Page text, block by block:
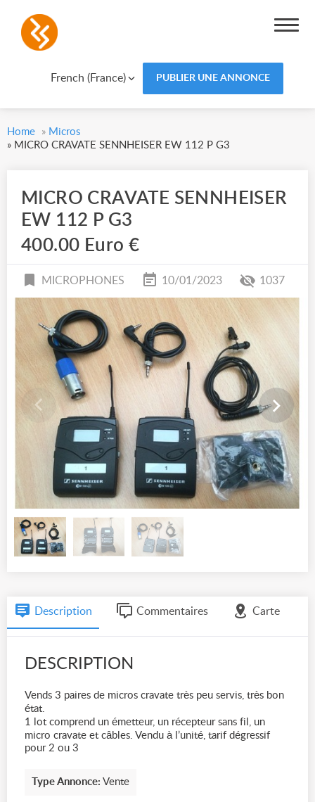
French (France) PUBLIER UNE ANNONCE
Home » Micros
» MICRO CRAVATE SENNHEISER EW 112 P G3
MICRO CRAVATE SENNHEISER
EW 112 P G3
400.00 Euro €
MICROPHONES 10/01/2023 1037
Description Commentaires Carte
DESCRIPTION
Vends 3 paires de micros cravate très peu servis, très bon
état.
1 lot comprend un émetteur, un récepteur sans fil, un
micro cravate et câbles. Vendu à l’unité, tarif dégressif
pour 2 ou 3
Type Annonce: Vente